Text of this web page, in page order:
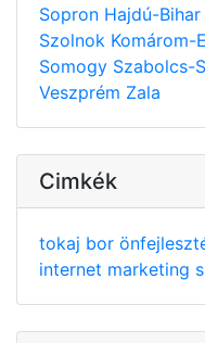
Sopron Hajdú-Bihar
Szolnok Komárom-
Somogy Szabolcs-
Veszprém Zala
Cimkék
tokaj bor
internet marketing